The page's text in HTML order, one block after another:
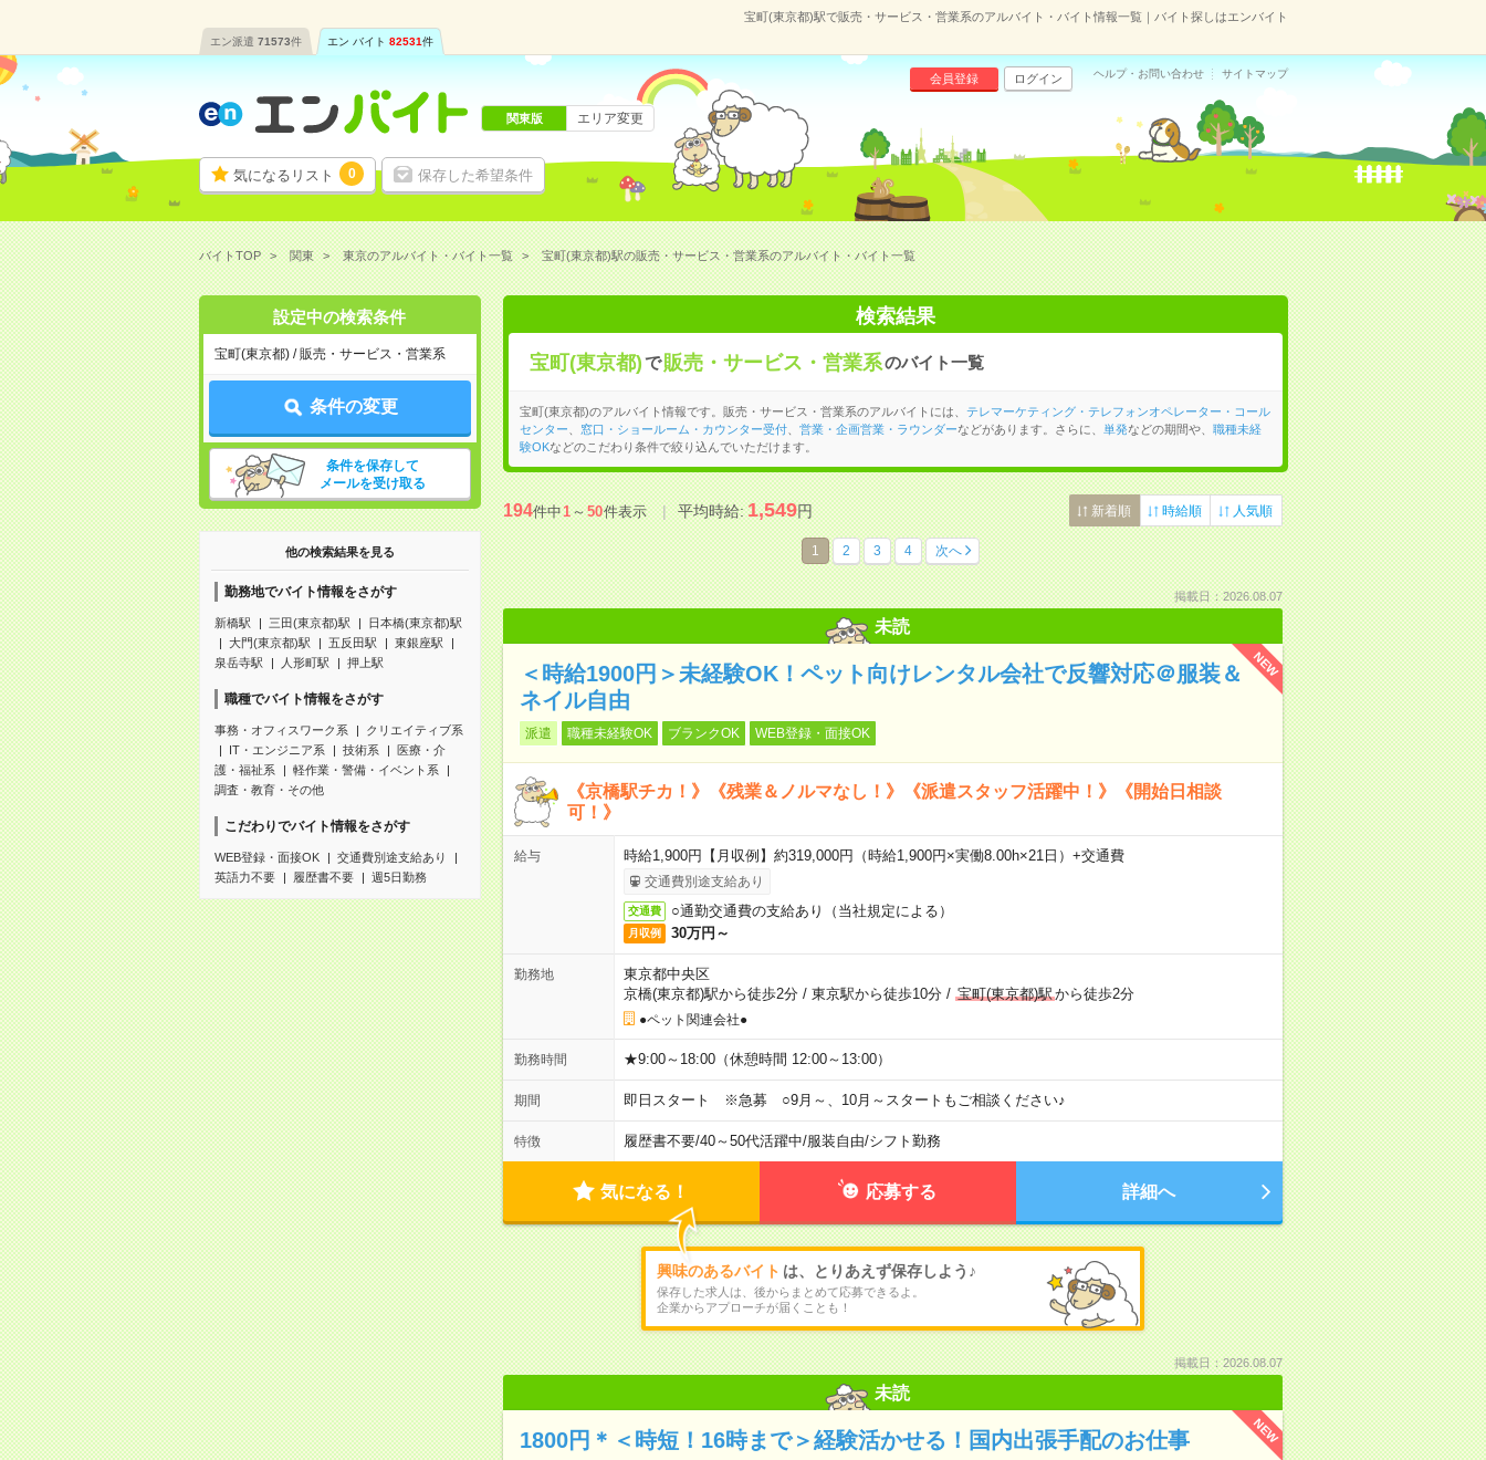
宝町(東京都)駅で販売・サービス・営業系のアルバイト・バイト情報一覧｜バイト探しはエンバイト
エン派遣 71573件 エン バイト 82531件
気になるリスト 0 保存した希望条件
会員登録 ログイン ヘルプ・お問い合わせ サイトマップ
関東版 エリア変更
バイトTOP 関東 東京のアルバイト・バイト一覧 宝町(東京都)駅の販売・サービス・営業系のアルバイト・バイト一覧
設定中の検索条件
宝町(東京都) / 販売・サービス・営業系
条件の変更
条件を保存して
メールを受け取る
他の検索結果を見る
勤務地でバイト情報をさがす
新橋駅 三田(東京都)駅
日本橋(東京都)駅
大門(東京都)駅
五反田駅
東銀座駅
泉岳寺駅
人形町駅 押上駅
職種でバイト情報をさがす
事務・オフィスワーク系
クリエイティブ系
IT・エンジニア系
技術系
医療・介
護・福祉系
軽作業・警備・イベント系
調査・教育・その他
こだわりでバイト情報をさがす
WEB登録・面接OK
交通費別途支給あり
英語力不要
履歴書不要 週5日勤務
検索結果
宝町(東京都)で 販売・サービス・営業系のバイト一覧
宝町(東京都)のアルバイト情報です。販売・サービス・営業系のアルバイトには、 テレマーケティング・テレフォンオペレーター・コール
センター
窓口・ショールーム・カウンター受付、 営業・企画営業・ラウンダーなどがあります。さらに、 単発などの期間や、 職種未経
験OKなどのこだわり条件で絞り込んでいただけます。
194件中1～50件表示 平均時給:1,549円 新着順 時給順 人気順
1 2 3 4 次へ
掲載日：2026.08.07
未読
NEW
＜時給1900円＞未経験OK！ペット向けレンタル会社で反響対応＠服装＆
ネイル自由
派遣 職種未経験OK ブランクOK WEB登録・面接OK
《京橋駅チカ！》《残業＆ノルマなし！》《派遣スタッフ活躍中！》《開始日相談
可！》
給与 時給1,900円【月収例】約319,000円（時給1,900円×実働8.00h×21日）+交通費
交通費別途支給あり
交通費 ○通勤交通費の支給あり（当社規定による）
月収例 30万円～
勤務地
東京都中央区
京橋(東京都)駅から徒歩2分/ 東京駅から徒歩10分/ 宝町(東京都)駅から徒歩2分
●ペット関連会社●
勤務時間 ★9:00～18:00（休憩時間 12:00～13:00）
期間 即日スタート ※急募 ○9月～、10月～スタートもご相談ください♪
特徴 履歴書不要/40～50代活躍中/服装自由/シフト勤務
気になる！ 応募する 詳細へ
興味のあるバイト は、とりあえず保存しよう♪
保存した求人は、後からまとめて応募できるよ。
企業からアプローチが届くことも！
掲載日：2026.08.07
未読
NEW
1800円＊＜時短！16時まで＞経験活かせる！国内出張手配のお仕事